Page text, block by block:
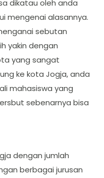
dikatau oleh anda
mengenai alasannya.
sebutan
yakin dengan
yang sangat
ke kota Jogja, anda
mahasiswa yang
sebenarnya bisa
dengan jumlah
berbagai jurusan